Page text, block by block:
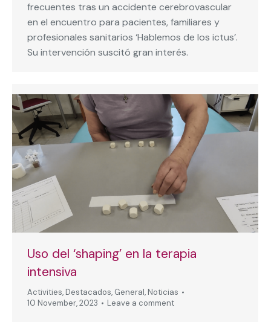
frecuentes tras un accidente cerebrovascular
en el encuentro para pacientes, familiares y
profesionales sanitarios ‘Hablemos de los ictus’.
Su intervención suscitó gran interés.
Uso del ‘shaping’ en la terapia
intensiva
Activities, Destacados, General, Noticias
10 November, 2023
Leave a comment